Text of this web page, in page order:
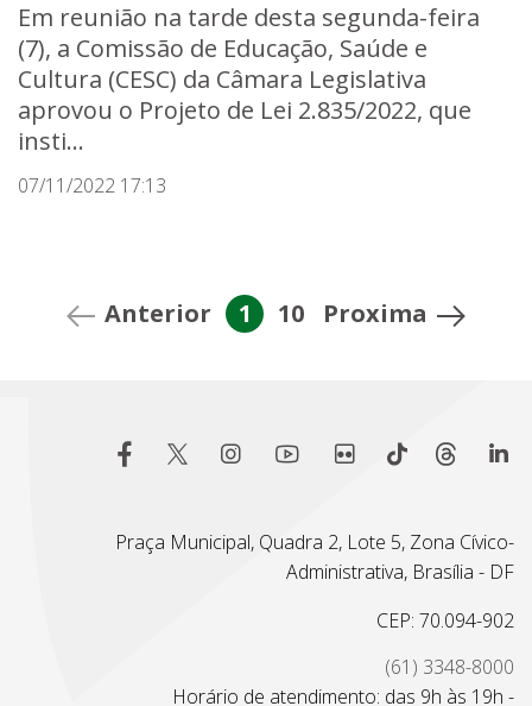
Em reunião na tarde desta segunda-feira
(7), a Comissão de Educação, Saúde e
Cultura (CESC) da Câmara Legislativa
aprovou o Projeto de Lei 2.835/2022, que
insti...
07/11/2022 17:13
Anterior 1 10 Proxima
Praça Municipal, Quadra 2, Lote 5, Zona Cívico-
Administrativa, Brasília - DF
CEP: 70.094-902
(61) 3348-8000
Horário de atendimento: das 9h às 19h -